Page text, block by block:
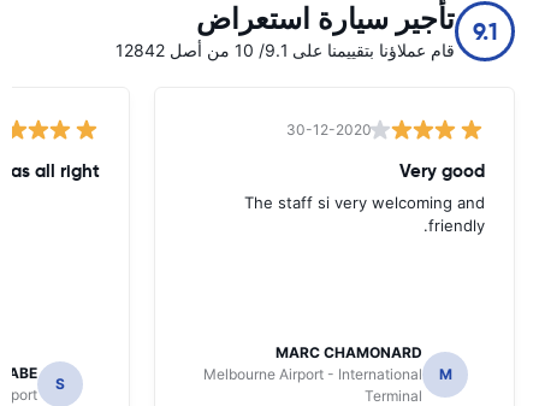
9.1 تأجير سيارة استعراض
قام عملاؤنا بتقييمنا على 9.1/ 10 من أصل 12842
30-12-2020
Very good
The staff si very welcoming and
friendly.
M
MARC CHAMONARD
Melbourne Airport - International
Terminal
all right
S